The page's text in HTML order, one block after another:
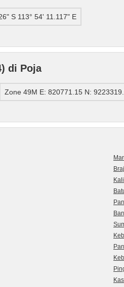
S 113° 54' 11.117" E
di Poja
Zone 49M E: 820771.15 N: